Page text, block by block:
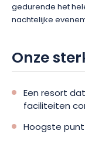
gedurende het
nachtelijke
Onze
Een resort
faciliteiten
Hoogste